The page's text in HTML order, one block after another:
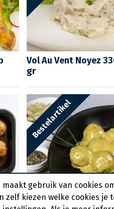
Vol Au Vent Noyez
gr
Bestelartikel
Balletjes
maakt gebruik van cookies
zelf kiezen welke cookies